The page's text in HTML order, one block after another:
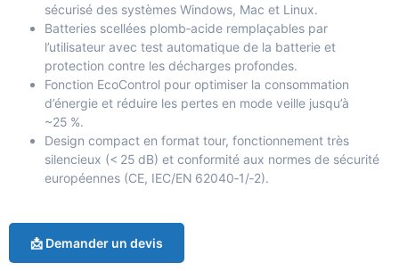
sécurisé des systèmes Windows, Mac et Linux.
Batteries scellées plomb‑acide remplaçables par
l’utilisateur avec test automatique de la batterie et
protection contre les décharges profondes.
Fonction EcoControl pour optimiser la consommation
d’énergie et réduire les pertes en mode veille jusqu’à
~25 %.
Design compact en format tour, fonctionnement très
silencieux (< 25 dB) et conformité aux normes de sécurité
européennes (CE, IEC/EN 62040‑1/‑2).
📩 Demander un devis